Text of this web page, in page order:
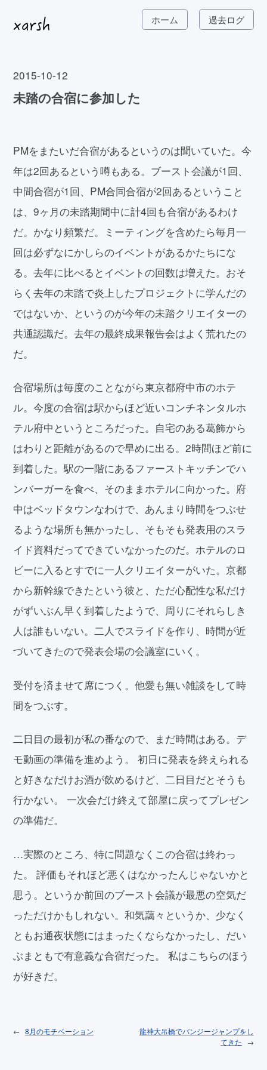
ホーム 過去ログ
2015-10-12
未踏の合宿に参加した
PMをまたいだ合宿があるというのは聞いていた。今
年は2回あるという噂もある。ブースト会議が1回、
中間合宿が1回、PM合同合宿が2回あるということ
は、9ヶ月の未踏期間中に計4回も合宿があるわけ
だ。かなり頻繁だ。ミーティングを含めたら毎月一
回は必ずなにかしらのイベントがあるかたちにな
る。去年に比べるとイベントの回数は増えた。おそ
らく去年の未踏で炎上したプロジェクトに学んだの
ではないか、というのが今年の未踏クリエイターの
共通認識だ。去年の最終成果報告会はよく荒れたの
だ。
合宿場所は毎度のことながら東京都府中市のホテ
ル。今度の合宿は駅からほど近いコンチネンタルホ
テル府中というところだった。自宅のある葛飾から
はわりと距離があるので早めに出る。2時間ほど前に
到着した。駅の一階にあるファーストキッチンでハ
ンバーガーを食べ、そのままホテルに向かった。府
中はベッドタウンなわけで、あんまり時間をつぶせ
るような場所も無かったし、そもそも発表用のスラ
イド資料だってできていなかったのだ。ホテルのロ
ビーに入るとすでに一人クリエイターがいた。京都
から新幹線できたという彼と、ただ心配性な私だけ
がずいぶん早く到着したようで、周りにそれらしき
人は誰もいない。二人でスライドを作り、時間が近
づいてきたので発表会場の会議室にいく。
受付を済ませて席につく。他愛も無い雑談をして時
間をつぶす。
二日目の最初が私の番なので、まだ時間はある。デ
モ動画の準備を進めよう。 初日に発表を終えられる
と好きなだけお酒が飲めるけど、二日目だとそうも
行かない。 一次会だけ終えて部屋に戻ってプレゼン
の準備だ。
…実際のところ、特に問題なくこの合宿は終わっ
た。 評価もそれほど悪くはなかったんじゃないかと
思う。というか前回のブースト会議が最悪の空気だ
っただけかもしれない。和気藹々というか、少なく
ともお通夜状態にはまったくならなかったし、だい
ぶまともで有意義な合宿だった。 私はこちらのほう
が好きだ。
8月のモチベーション
龍神大吊橋でバンジージャンプをし
てきた